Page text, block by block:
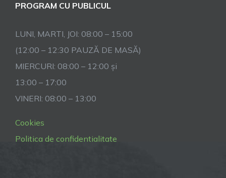
PROGRAM CU PUBLICUL
LUNI, MARTI, JOI: 08:00 – 15:00
(12:00 – 12:30 PAUZĂ DE MASĂ)
MIERCURI: 08:00 – 12:00 și
13:00 – 17:00
VINERI: 08:00 – 13:00
Cookies
Politica de confidentialitate